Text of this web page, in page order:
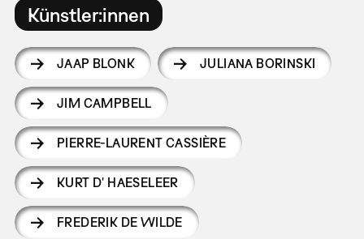
Künstler:innen
JAAP BLONK JULIANA BORINSKI
JIM CAMPBELL
PIERRE-LAURENT CASSIÈRE
KURT D' HAESELEER
FREDERIK DE WILDE